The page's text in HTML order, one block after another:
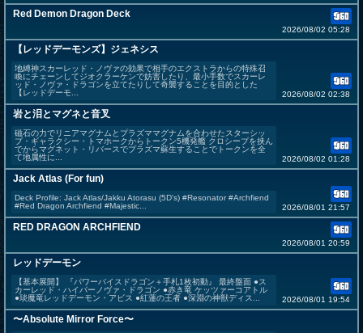
Red Demon Dragon Deck
2026/08/02 05:28
【レッドデーモンズ】ジェネシス
地縛神スカーレッド・ノヴァの効果で相手のエクストラからの特殊召
喚にチェーンしてジオクラーケンで妨害したり、最小手数でスカーレ
ッド・ノヴァ・ドラゴンを立てたりして奇襲することを目的とした
【レッドデーモ...
2026/08/02 02:38
岩と泪とマグネと音叉
磁石の力でリニアマグナムとプラズママグナムを合わせたスターシッ
プ・ギャラクシー・トマホークからトークン5機発艦 クロシープを挟ん
でからマグネット・リバースでプラズマ蘇生することでトークンを全
て地属性に...
2026/08/02 01:28
Jack Atlas (For fun)
Deck Profile: Jack Atlas/Jakku Atorasu (5D's) #Resonator #Archfiend
#Red Dragon Archfiend #Majestic...
2026/08/01 21:57
RED DRAGON ARCHFIEND
2026/08/01 20:59
レッドデーモン
【基本展開】 『パワーバイスドラゴン＋手札1枚初動』 最終盤面 ●ス
カーレッド・ハイパーノヴァ・ドラゴン ●赤き竜 ケッツァーコアトル
●琰魔竜レッドデーモン・アビス ●紅蓮の王者 ●深淵の神獣ディス...
2026/08/01 19:54
〜Absolute Mirror Force〜